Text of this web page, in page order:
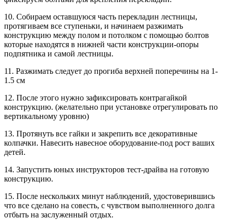
10. Собираем оставшуюся часть перекладин лестницы,
протягиваем все ступеньки, и начинаем разжимать
конструкцию между полом и потолком с помощью болтов
которые находятся в нижней части конструкции-опоры
подпятника и самой лестницы.
11. Разжимать следует до прогиба верхней поперечины на 1-
1.5 см
12. После этого нужно зафиксировать контрагайкой
конструкцию. (желательно при установке отрегулировать по
вертикальному уровню)
13. Протянуть все гайки и закрепить все декоративные
колпачки. Навесить навесное оборудование-под рост ваших
детей.
14. Запустить юных инструкторов тест-драйва на готовую
конструкцию.
15. После нескольких минут наблюдений, удостоверившись
что все сделано на совесть, с чувством выполненного долга
отбыть на заслуженный отдых.